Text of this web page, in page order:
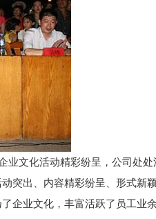
业文化活动精彩纷呈，公司处
突出、内容精彩纷呈、形式新
企业文化，丰富活跃了员工业